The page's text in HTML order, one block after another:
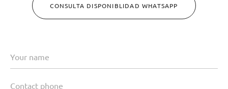
CONSULTA DISPONIBLIDAD WHATSAPP